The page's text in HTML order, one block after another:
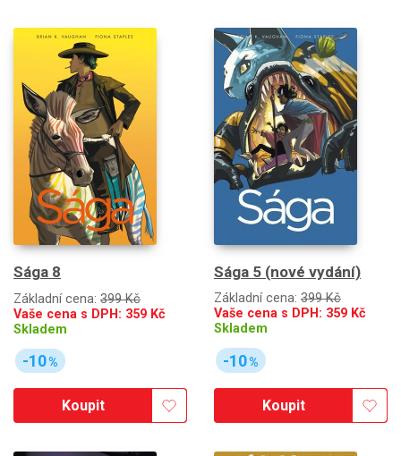
Sága 8
Základní cena: 399 Kč
Vaše cena s DPH: 359 Kč
Skladem
-10%
Koupit
Sága 5 (nové vydání)
Základní cena: 399 Kč
Vaše cena s DPH: 359 Kč
Skladem
-10%
Koupit